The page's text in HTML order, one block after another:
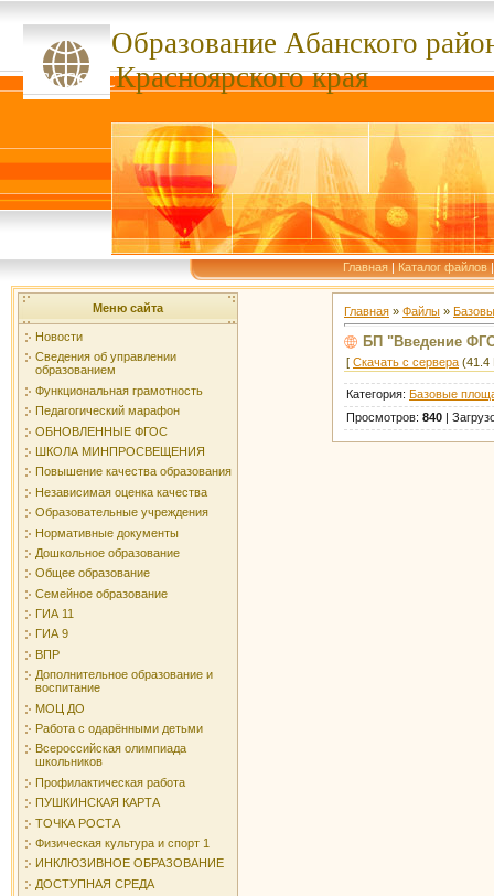
Образование Абанского
сссссссКрасноярского края
Главная | Каталог файлов
Меню сайта
Новости
Сведения об управлении
образованием
Функциональная грамотность
Педагогический марафон
ОБНОВЛЕННЫЕ ФГОС
ШКОЛА МИНПРОСВЕЩЕНИЯ
Повышение качества образования
Независимая оценка качества
Образовательные учреждения
Нормативные документы
Дошкольное образование
Общее образование
Семейное образование
ГИА 11
ГИА 9
ВПР
Дополнительное образование и
воспитание
МОЦ ДО
Работа с одарёнными детьми
Всероссийская олимпиада
школьников
Профилактическая работа
ПУШКИНСКАЯ КАРТА
ТОЧКА РОСТА
Физическая культура и спорт 1
ИНКЛЮЗИВНОЕ ОБРАЗОВАНИЕ
ДОСТУПНАЯ СРЕДА
Главная » Файлы »
БП "Введение
[ Скачать с сервера (41.4
Категория: Базовые
Просмотров: 840 |